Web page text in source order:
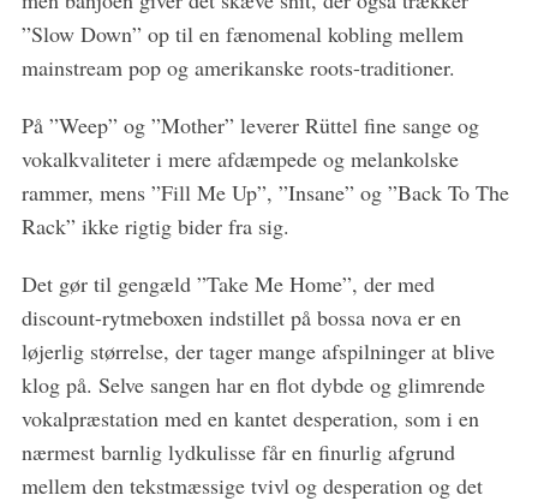
”Slow Down” op til en fænomenal kobling mellem
mainstream pop og amerikanske roots-traditioner.
På ”Weep” og ”Mother” leverer Rüttel fine sange og
vokalkvaliteter i mere afdæmpede og melankolske
rammer, mens ”Fill Me Up”, ”Insane” og ”Back To The
Rack” ikke rigtig bider fra sig.
Det gør til gengæld ”Take Me Home”, der med
discount-rytmeboxen indstillet på bossa nova er en
løjerlig størrelse, der tager mange afspilninger at blive
klog på. Selve sangen har en flot dybde og glimrende
vokalpræstation med en kantet desperation, som i en
nærmest barnlig lydkulisse får en finurlig afgrund
mellem den tekstmæssige tvivl og desperation og det